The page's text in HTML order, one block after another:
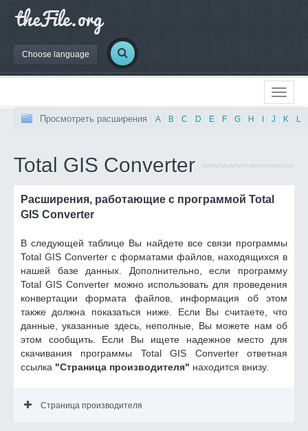
Choose language
Просмотреть расширения A B C D E F G H J K L
Total GIS Converter
Расширения, работающие с программой Total
GIS Converter
В следующей таблице Вы найдете все связи программы
Total GIS Converter с форматами файлов, находящихся в
нашей базе данных. Дополнительно, если программу
Total GIS Converter можно использовать для проведения
конвертации формата файлов, информация об этом
также должна показаться ниже. Если Вы считаете, что
данные, указанные здесь, неполные, Вы можете нам об
этом сообщить. Если Вы ищете надежное место для
скачивания программы Total GIS Converter ответная
ссылка "Страница производителя" находится внизу.
Страница производителя